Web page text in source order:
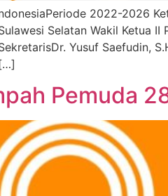
2022-2026
Selatan Wakil Ketua
Yusuf Saefudin,
Pemuda